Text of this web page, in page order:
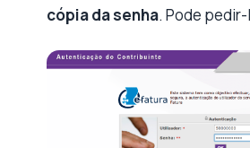
cópia da senha. Pode